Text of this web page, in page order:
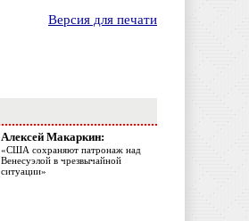
Версия для печати
Алексей Макаркин:
«США сохраняют патронаж над
Венесуэлой в чрезвычайной
ситуации»